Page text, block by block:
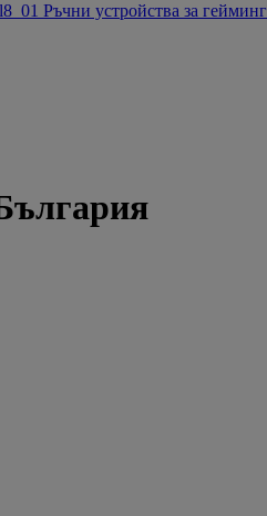
Ръчни устройства за гейминг